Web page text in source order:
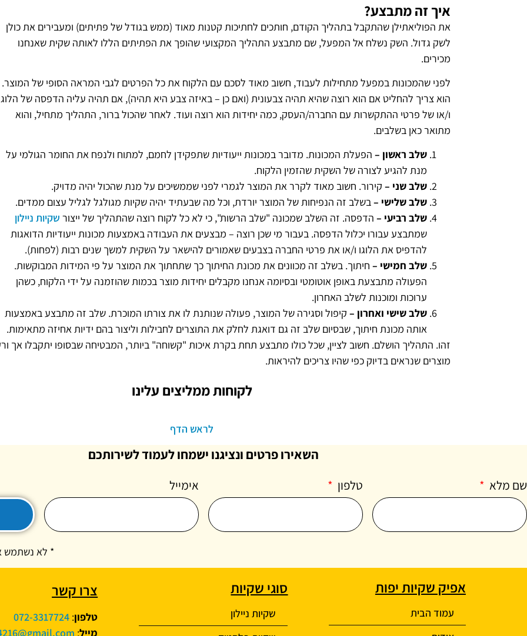
איך זה מתבצע?
את הפוליאתילן שהתקבל בתהליך הקודם, חותכים לחתיכות קטנות מאוד (ממש בגודל של פתיתים) ומעבירים את כולן
לשק גדול. השק נשלח אל המפעל, שם מתבצע התהליך המקצועי שהופך את הפתיתים הללו לאותה שקית שאנחנו
מכירים.
לפני שהמכונות במפעל מתחילות לעבוד, חשוב מאוד לסכם עם הלקוח את כל הפרטים לגבי המראה הסופי של המוצר.
הוא צריך להחליט אם הוא רוצה שהיא תהיה צבעונית (ואם כן – באיזה צבע היא תהיה), אם תהיה עליה הדפסה של
ו/או של פרטי ההתקשרות עם החברה/העסק, כמה יחידות הוא רוצה ועוד. לאחר שהכול ברור, התהליך מתחיל, והוא
מתואר כאן בשלבים.
שלב ראשון – הפעלת המכונות. מדובר במכונות ייעודיות שתפקידן לחמם, למתוח ולנפח את החומר הגולמי על
מנת להגיע לצורה של השקית שהזמין הלקוח.
שלב שני – קירור. חשוב מאוד לקרר את המוצר לגמרי לפני שממשיכים על מנת שהכול יהיה מדויק.
שלב שלישי –בשלב זה הנפיחות של המוצר יורדת, וכל מה שבעתיד יהיה שקיות מגולגל לגליל עצום ממדים.
שלב רביעי – הדפסה. זה השלב שמכונה "שלב הרשות", כי לא כל לקוח רוצה שהתהליך של ייצור שקיות ניילון
שמתבצע עבורו יכלול הדפסה. בעבור מי שכן רוצה – מבצעים את העבודה באמצעות מכונות ייעודיות הדואגות
להדפיס את הלוגו ו/או את פרטי החברה בצבעים שאמורים להישאר על השקית למשך שנים רבות (לפחות).
שלב חמישי – חיתוך. בשלב זה מכוונים את מכונת החיתוך כך שתחתוך את המוצר על פי המידות המבוקשות.
הפעולה מתבצעת באופן אוטומטי ובסיומה אנחנו מקבלים יחידות מוצר בכמות שהוזמנה על ידי הלקוח, כשהן
ערוכות ומוכנות לשלב האחרון.
שלב שישי ואחרון – קיפול וסגירה של המוצר, פעולה שנותנת לו את צורתו המוכרת. שלב זה מתבצע באמצעות
אותה מכונת חיתוך, שבסיום שלב זה גם דואגת לחלק את התוצרים לחבילות וליצור בהם ידיות אחיזה מתאימות.
זהו. התהליך הושלם. חשוב לציין, שכל כולו מתבצע תחת בקרת איכות "קשוחה" ביותר, המבטיחה שבסופו יתקבלו אך
מוצרים שנראים בדיוק כפי שהיו צריכים להיראות.
לקוחות ממליצים עלינו
לראש הדף
השאירו פרטים ונציגנו ישמחו לעמוד לשירותכם
שם מלא טלפון אימייל
* לא נשתמש
אפיק שקיות יפות
עמוד הבית
סוגי שקיות
שקיות ניילון
צרו קשר
טלפון:
072-3317724
מייל: